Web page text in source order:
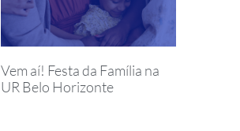
Vem aí! Festa da Família na
UR Belo Horizonte